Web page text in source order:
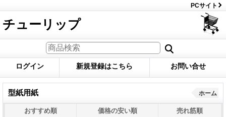
PCサイト
チューリップ
ログイン 新規登録はこちら お問い合せ
型紙用紙 ホーム
おすすめ順 価格の安い順 売れ筋順